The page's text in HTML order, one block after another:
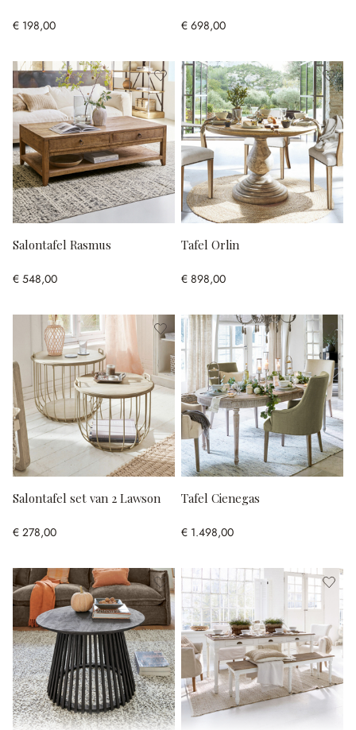
€ 198,00 € 698,00
Salontafel Rasmus
€ 548,00
Tafel Orlin
€ 898,00
Salontafel set van 2 Lawson
€ 278,00
Tafel Cienegas
€ 1.498,00